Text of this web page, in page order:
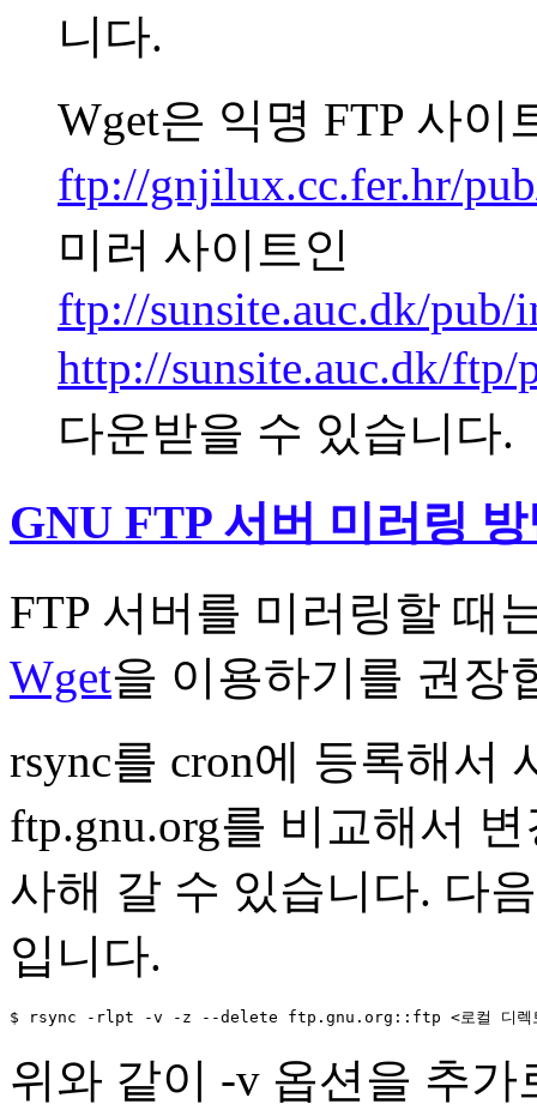
니다.
Wget은 익명 FTP 사이
ftp://gnjilux.cc.fer.hr/
미러 사이트인
ftp://sunsite.auc.dk/pub/
http://sunsite.auc.dk/ftp/
다운받을 수 있습니다.
GNU FTP 서버 미러링
FTP 서버를 미러링할 때
Wget을 이용하기를 권장
rsync를 cron에 등록해서
ftp.gnu.org를 비교해서
사해 갈 수 있습니다. 다
입니다.
위와 같이 -v 옵션을 추